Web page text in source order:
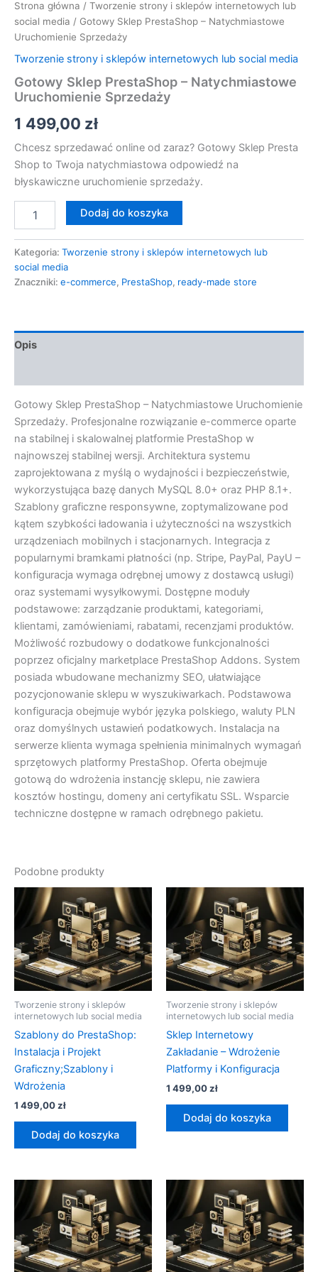
Strona główna / Tworzenie strony i sklepów internetowych lub
social media / Gotowy Sklep PrestaShop – Natychmiastowe
Uruchomienie Sprzedaży
Tworzenie strony i sklepów internetowych lub social media
Gotowy Sklep PrestaShop – Natychmiastowe
Uruchomienie Sprzedaży
1 499,00 zł
Chcesz sprzedawać online od zaraz? Gotowy Sklep Presta
Shop to Twoja natychmiastowa odpowiedź na
błyskawiczne uruchomienie sprzedaży.
Dodaj do koszyka
Kategoria: Tworzenie strony i sklepów internetowych lub
social media
Znaczniki: e-commerce, PrestaShop, ready-made store
Opis
Gotowy Sklep PrestaShop – Natychmiastowe Uruchomienie
Sprzedaży. Profesjonalne rozwiązanie e-commerce oparte
na stabilnej i skalowalnej platformie PrestaShop w
najnowszej stabilnej wersji. Architektura systemu
zaprojektowana z myślą o wydajności i bezpieczeństwie,
wykorzystująca bazę danych MySQL 8.0+ oraz PHP 8.1+.
Szablony graficzne responsywne, zoptymalizowane pod
kątem szybkości ładowania i użyteczności na wszystkich
urządzeniach mobilnych i stacjonarnych. Integracja z
popularnymi bramkami płatności (np. Stripe, PayPal, PayU –
konfiguracja wymaga odrębnej umowy z dostawcą usługi)
oraz systemami wysyłkowymi. Dostępne moduły
podstawowe: zarządzanie produktami, kategoriami,
klientami, zamówieniami, rabatami, recenzjami produktów.
Możliwość rozbudowy o dodatkowe funkcjonalności
poprzez oficjalny marketplace PrestaShop Addons. System
posiada wbudowane mechanizmy SEO, ułatwiające
pozycjonowanie sklepu w wyszukiwarkach. Podstawowa
konfiguracja obejmuje wybór języka polskiego, waluty PLN
oraz domyślnych ustawień podatkowych. Instalacja na
serwerze klienta wymaga spełnienia minimalnych wymagań
sprzętowych platformy PrestaShop. Oferta obejmuje
gotową do wdrożenia instancję sklepu, nie zawiera
kosztów hostingu, domeny ani certyfikatu SSL. Wsparcie
techniczne dostępne w ramach odrębnego pakietu.
Podobne produkty
Tworzenie strony i sklepów
internetowych lub social media
Szablony do PrestaShop:
Instalacja i Projekt
Graficzny;Szablony i
Wdrożenia
1 499,00zł
Dodaj do koszyka
Tworzenie strony i sklepów
internetowych lub social media
Sklep Internetowy
Zakładanie – Wdrożenie
Platformy i Konfiguracja
1 499,00zł
Dodaj do koszyka